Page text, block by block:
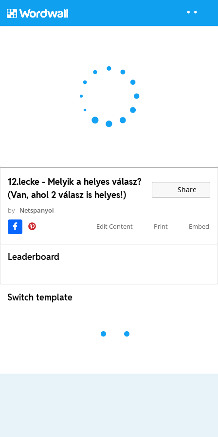
12.lecke - Melyik a helyes válasz?
(Van, ahol 2 válasz is helyes!)
Share
by Netspanyol
Edit Content
Print Embed
Leaderboard
Switch template